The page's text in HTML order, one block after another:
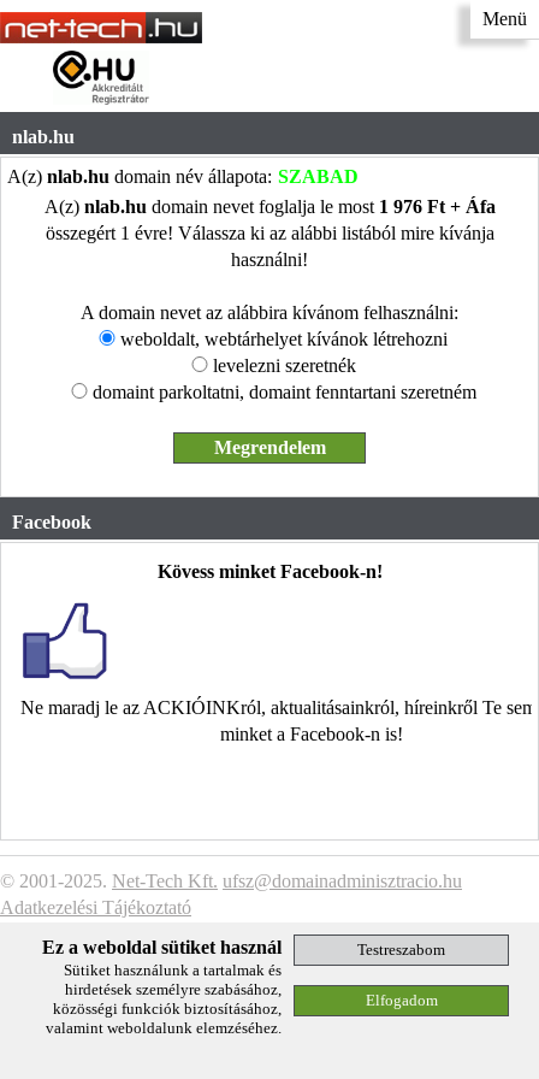
Menü
nlab.hu
A(z) nlab.hu domain név állapota: SZABAD
A(z) nlab.hu domain nevet foglalja le most 1 976 Ft + Áfa
összegért 1 évre! Válassza ki az alábbi listából mire kívánja
használni!
A domain nevet az alábbira kívánom felhasználni:
weboldalt, webtárhelyet kívánok létrehozni
levelezni szeretnék
domaint parkoltatni, domaint fenntartani szeretném
Facebook
Kövess minket Facebook-n!
Ne maradj le az ACKIÓINKról, aktualitásainkról, híreinkről Te
minket a Facebook-n is!
© 2001-2025. Net-Tech Kft. ufsz@domainadminisztracio.hu
Adatkezelési Tájékoztató
Ez a weboldal sütiket használ
Sütiket használunk a tartalmak és
hirdetések személyre szabásához,
közösségi funkciók biztosításához,
valamint weboldalunk elemzéséhez.